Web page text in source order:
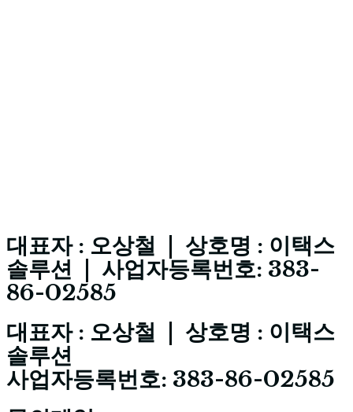
대표자 : 오상철 | 상호명 : 이택스
솔루션 | 사업자등록번호: 383-
86-02585
대표자 : 오상철 | 상호명 : 이택스
솔루션
사업자등록번호: 383-86-02585